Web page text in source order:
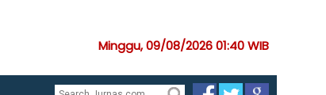
Minggu, 09/08/2026 01:40 WIB